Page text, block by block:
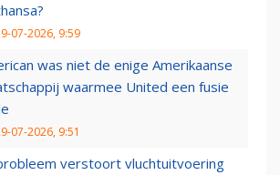
07-2026, 9:59
was niet de enige Amerikaanse
waarmee United een fusie
07-2026, 9:51
verstoort vluchtuitvoering